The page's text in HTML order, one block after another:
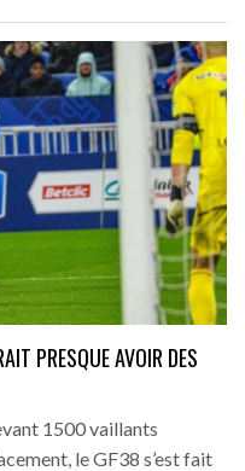
PRESQUE AVOIR DES
1500 vaillants
le GF38 s’est fait